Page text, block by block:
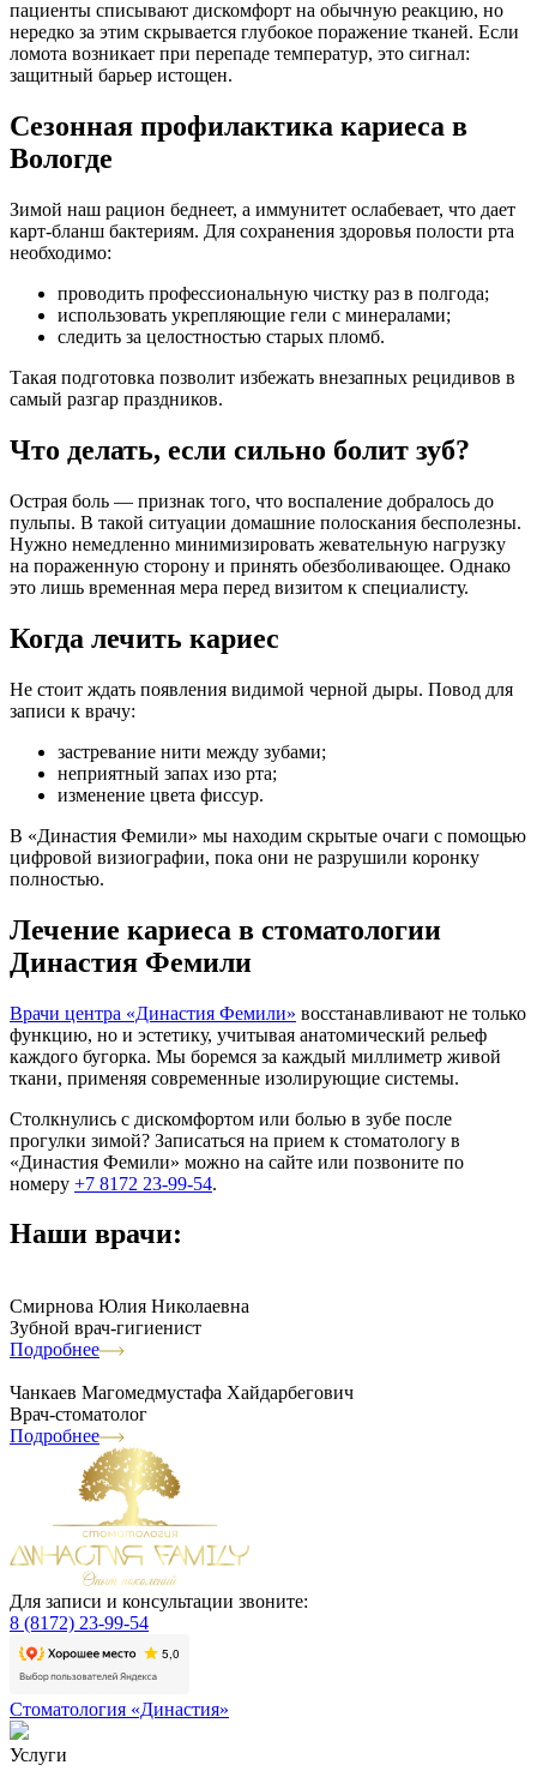
пациенты списывают дискомфорт на обычную реакцию, но
нередко за этим скрывается глубокое поражение тканей. Если
ломота возникает при перепаде температур, это сигнал:
защитный барьер истощен.
Сезонная профилактика кариеса в
Вологде
Зимой наш рацион беднеет, а иммунитет ослабевает, что дает
карт-бланш бактериям. Для сохранения здоровья полости рта
необходимо:
проводить профессиональную чистку раз в полгода;
использовать укрепляющие гели с минералами;
следить за целостностью старых пломб.
Такая подготовка позволит избежать внезапных рецидивов в
самый разгар праздников.
Что делать, если сильно болит зуб?
Острая боль — признак того, что воспаление добралось до
пульпы. В такой ситуации домашние полоскания бесполезны.
Нужно немедленно минимизировать жевательную нагрузку
на пораженную сторону и принять обезболивающее. Однако
это лишь временная мера перед визитом к специалисту.
Когда лечить кариес
Не стоит ждать появления видимой черной дыры. Повод для
записи к врачу:
застревание нити между зубами;
неприятный запах изо рта;
изменение цвета фиссур.
В «Династия Фемили» мы находим скрытые очаги с помощью
цифровой визиографии, пока они не разрушили коронку
полностью.
Лечение кариеса в стоматологии
Династия Фемили
Врачи центра «Династия Фемили» восстанавливают не только
функцию, но и эстетику, учитывая анатомический рельеф
каждого бугорка. Мы боремся за каждый миллиметр живой
ткани, применяя современные изолирующие системы.
Столкнулись с дискомфортом или болью в зубе после
прогулки зимой? Записаться на прием к стоматологу в
«Династия Фемили» можно на сайте или позвоните по
номеру +7 8172 23-99-54.
Наши врачи:
Смирнова Юлия Николаевна
Зубной врач-гигиенист
Подробнее
Чанкаев Магомедмустафа Хайдарбегович
Врач-стоматолог
Подробнее
Для записи и консультации звоните:
8 (8172) 23-99-54
Стоматология «Династия»
Услуги